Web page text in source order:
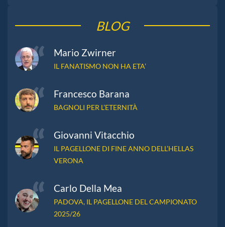
BLOG
Mario Zwirner
IL FANATISMO NON HA ETA’
Francesco Barana
BAGNOLI PER L’ETERNITÀ
Giovanni Vitacchio
IL PAGELLONE DI FINE ANNO DELL’HELLAS
VERONA
Carlo Della Mea
PADOVA, IL PAGELLONE DEL CAMPIONATO
2025/26